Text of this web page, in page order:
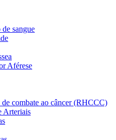
sangue
Aférese
combate ao câncer (RHCCC)
Arteriais